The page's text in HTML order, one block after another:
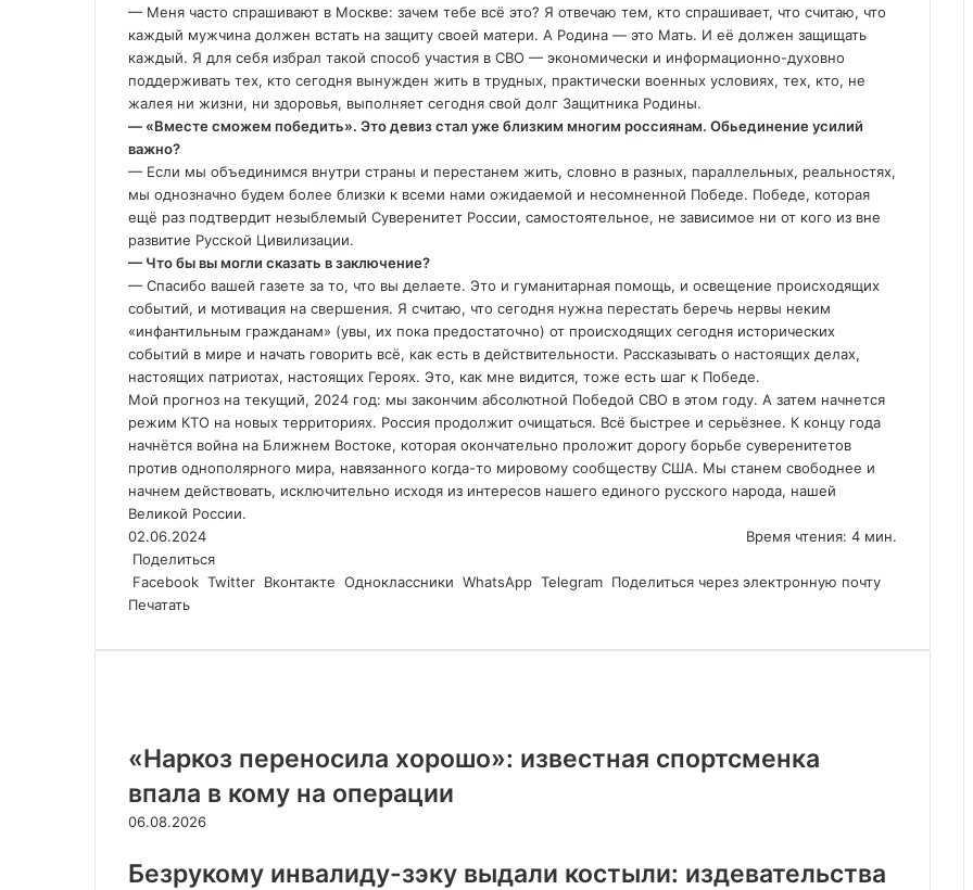
— Меня часто спрашивают в Москве: зачем тебе всё это? Я отвечаю тем, кто спрашивает, что считаю, что
каждый мужчина должен встать на защиту своей матери. А Родина — это Мать. И её должен защищать
каждый. Я для себя избрал такой способ участия в СВО — экономически и информационно-духовно
поддерживать тех, кто сегодня вынужден жить в трудных, практически военных условиях, тех, кто, не
жалея ни жизни, ни здоровья, выполняет сегодня свой долг Защитника Родины.
— «Вместе сможем победить». Это девиз стал уже близким многим россиянам. Обьединение усилий
важно?
— Если мы объединимся внутри страны и перестанем жить, словно в разных, параллельных, реальностях,
мы однозначно будем более близки к всеми нами ожидаемой и несомненной Победе. Победе, которая
ещё раз подтвердит незыблемый Суверенитет России, самостоятельное, не зависимое ни от кого из вне
развитие Русской Цивилизации.
— Что бы вы могли сказать в заключение?
— Спасибо вашей газете за то, что вы делаете. Это и гуманитарная помощь, и освещение происходящих
событий, и мотивация на свершения. Я считаю, что сегодня нужна перестать беречь нервы неким
«инфантильным гражданам» (увы, их пока предостаточно) от происходящих сегодня исторических
событий в мире и начать говорить всё, как есть в действительности. Рассказывать о настоящих делах,
настоящих патриотах, настоящих Героях. Это, как мне видится, тоже есть шаг к Победе.
Мой прогноз на текущий, 2024 год: мы закончим абсолютной Победой СВО в этом году. А затем начнется
режим КТО на новых территориях. Россия продолжит очищаться. Всё быстрее и серьёзнее. К концу года
начнётся война на Ближнем Востоке, которая окончательно проложит дорогу борьбе суверенитетов
против однополярного мира, навязанного когда-то мировому сообществу США. Мы станем свободнее и
начнем действовать, исключительно исходя из интересов нашего единого русского народа, нашей
Великой России.
02.06.2024
Время чтения: 4 мин.
Поделиться
Facebook Twitter Вконтакте Одноклассники WhatsApp Telegram Поделиться через электронную почту
Печатать
«Наркоз переносила хорошо»: известная спортсменка
впала в кому на операции
06.08.2026
Безрукому инвалиду-зэку выдали костыли: издевательства